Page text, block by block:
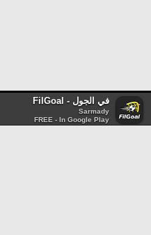
في الجول - FilGoal
Sarmady
FREE - In Google Play